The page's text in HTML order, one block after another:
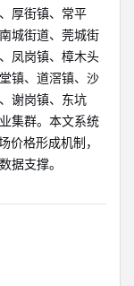
厚街镇、常平
城街道、莞城街
凤岗镇、樟木头
镇、道滘镇、沙
谢岗镇、东坑
集群。本文系统
格形成机制，
据支撑。